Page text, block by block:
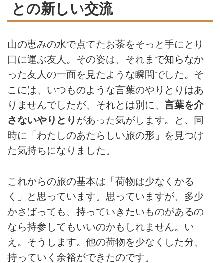
との新しい交流
山の恵みの水で点てたお茶をそっと手にとり
口に運ぶ友人。その姿は、それまで知らなか
った友人の一面を見たような瞬間でした。そ
こには、いつものような言葉のやりとりはあ
りませんでしたが、それとは別に、 言葉を介
さないやりとり があった気がします。と、同
時に「わたしのあたらしい旅の形」を見つけ
た気持ちになりました。
これからの旅の基本は「荷物は少なくかる
く」と思っています。思っていますが、多少
かさばっても、持っていきたいものがあるの
なら持参してもいいのかもしれません。い
え。そうします。他の荷物を少なくした分、
持っていく余裕ができたのです。